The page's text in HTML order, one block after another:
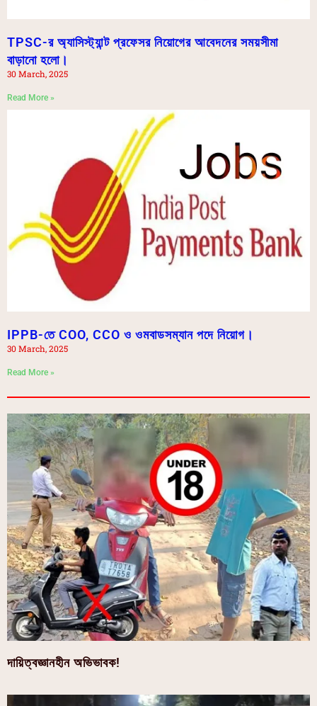
TPSC-র অ্যাসিস্ট্যান্ট প্রফেসর নিয়োগের আবেদনের সময়সীমা
বাড়ানো হলো।
30 March, 2025
Read More »
IPPB-তে COO, CCO ও ওমবাডসম্যান পদে নিয়োগ।
30 March, 2025
Read More »
দায়িত্বজ্ঞানহীন অভিভাবক!